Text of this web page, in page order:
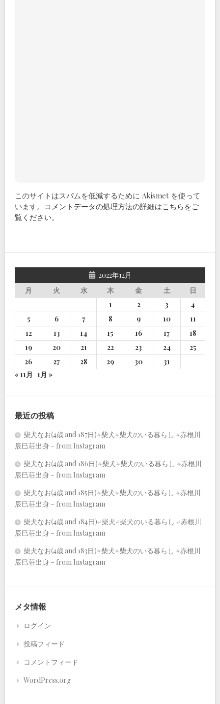
このサイトはスパムを低減するために Akismet を使って
います。 コメントデータの処理方法の詳細はこちらをご
覧ください。
2022年12月
月
火 水 木 金 土
日
1
2 3
4
5
6 7 8 9 10
11
12
13 14 15 16 17
18
19
20 21 22 23 24
25
26
27 28 29 30
31
« 11月 1月 »
最近の投稿
柴犬なお(4歳 and 187日)#柴犬#柴犬のいる暮らし #赤根川
辰巳荘出身 – from Instagram
柴犬なお(4歳 and 186日)#柴犬#柴犬のいる暮らし #赤根川
辰巳荘出身 – from Instagram
柴犬なお(4歳 and 185日)#柴犬#柴犬のいる暮らし #赤根川
辰巳荘出身 – from Instagram
柴犬なお(4歳 and 184日)#柴犬#柴犬のいる暮らし #赤根川
辰巳荘出身 – from Instagram
柴犬なお(4歳 and 183日)#柴犬#柴犬のいる暮らし #赤根川
辰巳荘出身 – from Instagram
メタ情報
ログイン
投稿フィード
コメントフィード
WordPress.org